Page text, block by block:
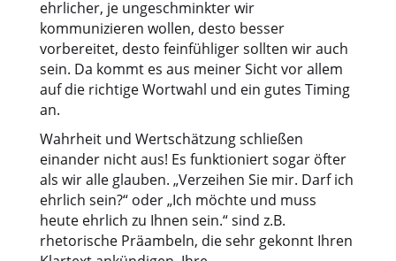
ehrlicher, je ungeschminkter wir
kommunizieren wollen, desto besser
vorbereitet, desto feinfühliger sollten wir auch
sein. Da kommt es aus meiner Sicht vor allem
auf die richtige Wortwahl und ein gutes Timing
an.
Wahrheit und Wertschätzung schließen
einander nicht aus! Es funktioniert sogar öfter
als wir alle glauben. „Verzeihen Sie mir. Darf ich
ehrlich sein?“ oder „Ich möchte und muss
heute ehrlich zu Ihnen sein.“ sind z.B.
rhetorische Präambeln, die sehr gekonnt Ihren